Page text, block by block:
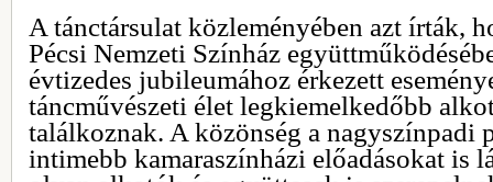
A tánctársulat közleményében azt írták,
Pécsi Nemzeti Színház
évtizedes jubileumához érkezett
táncművészeti élet legkiemelkedőbb
találkoznak. A közönség a nagyszínpadi
intimebb kamaraszínházi előadásokat is